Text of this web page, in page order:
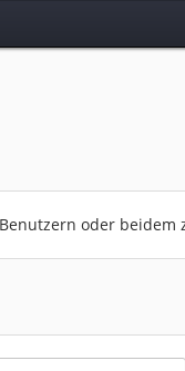
oder beidem